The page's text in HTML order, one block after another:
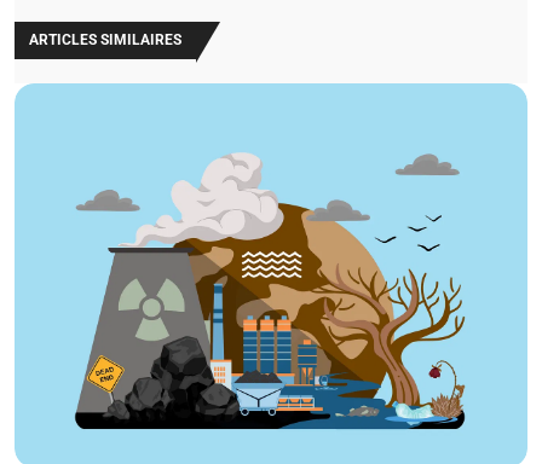
ARTICLES SIMILAIRES